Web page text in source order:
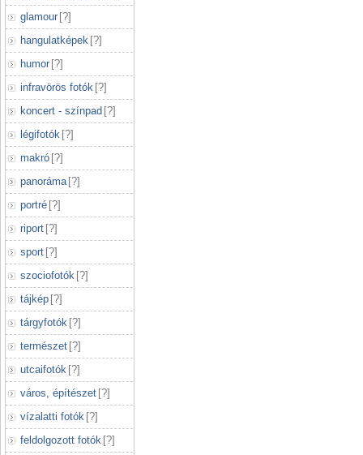
glamour [?]
hangulatképek [?]
humor [?]
infravörös fotók [?]
koncert - színpad [?]
légifotók [?]
makró [?]
panoráma [?]
portré [?]
riport [?]
sport [?]
szociofotók [?]
tájkép [?]
tárgyfotók [?]
természet [?]
utcaifotók [?]
város, építészet [?]
vízalatti fotók [?]
feldolgozott fotók [?]